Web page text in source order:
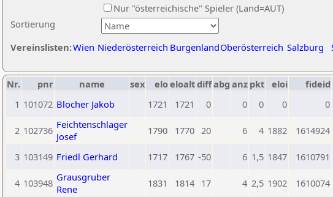
Sortierung
Nur "österreichische" Spieler (Land=AUT)
Vereinslisten:Wien Niederösterreich BurgenlandOberösterreich Salzburg
Nr. pnr name sex eloeloaltdiffabg anz pkt eloi fideid
1 101072 Blocher Jakob 1721 1721 0 0 0 0 0
2 102736 Feichtenschlager
Josef
1790 1770 20 6 4 1882 1614924
3 103149 Friedl Gerhard 1717 1767 -50 6 1,5 1847 1610791
4 103948 Grausgruber
Rene
1831 1814 17 4 2,5 1902 1610074